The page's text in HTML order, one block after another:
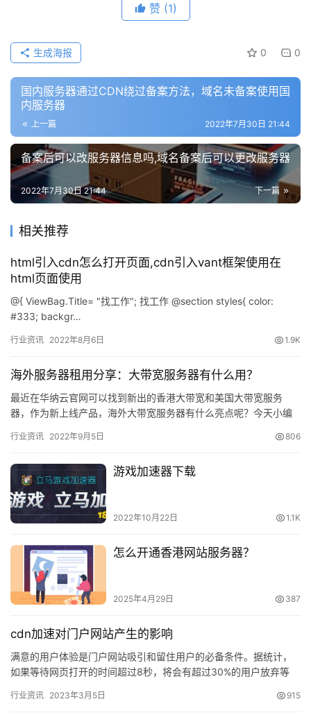
速
盾
动
态
赞 (1)
0 0
生成海报
国内服务器通过CDN绕过备案方法，域名未备案使用国
内服务器
上一篇 2022年7月30日 21:44
备案后可以改服务器信息吗,域名备案后可以更改服务器
下一篇
2022年7月30日 21:44
相关推荐
html引入cdn怎么打开页面,cdn引入vant框架使用在
html页面使用
@{ ViewBag.Title= "找工作"; 找工作 @section styles{ color:
#333; backgr…
行业资讯 2022年8月6日 1.9K
海外服务器租用分享：大带宽服务器有什么用？
最近在华纳云官网可以找到新出的香港大带宽和美国大带宽服务
器，作为新上线产品，海外大带宽服务器有什么亮点呢？今天小编
途？ …
行业资讯 2022年9月5日 806
游戏加速器下载
2022年10月22日 1.1K
怎么开通香港网站服务器？
2025年4月29日 387
cdn加速对门户网站产生的影响
满意的用户体验是门户网站吸引和留住用户的必备条件。据统计，
如果等待网页打开的时间超过8秒，将会有超过30%的用户放弃等
站内…
行业资讯 2023年3月5日 915